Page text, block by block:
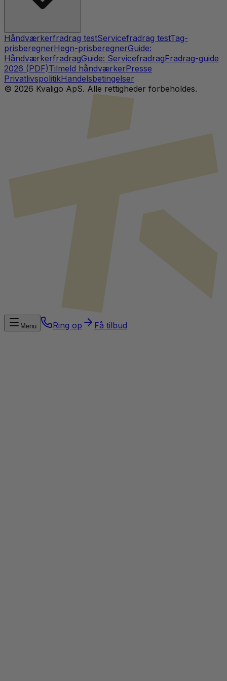
Håndværkerfradrag testServicefradrag testTag-
prisberegnerHegn-prisberegnerGuide:
HåndværkerfradragGuide: ServicefradragFradrag-guide
2026 (PDF)Tilmeld håndværkerPresse
PrivatlivspolitikHandelsbetingelser
© 2026 Kvaligo ApS. Alle rettigheder forbeholdes.
Menu Ring op Få tilbud